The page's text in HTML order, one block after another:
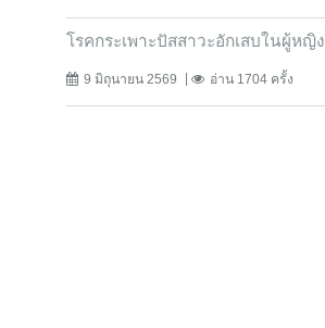
โรคกระเพาะปัสสาวะอักเสบในผู้หญิง
9 มิถุนายน 2569 อ่าน 1704 ครั้ง